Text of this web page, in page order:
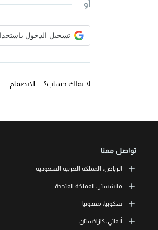
أو
لا تملك حساب؟ الانضمام
تواصل معنا
الرياض، المملكة العربية السعودية
LEORON Saudi Experts Institute for Training
طريق الملك فهد، حي الرحمانية، برج القمر، الطابق
11537 الرياض، المملكة العربية السعودية
+966 11 464 4865
مانشستر، المملكة المتحدة
L3RN New Skills Co.
Office No. 2, 34 Station Road
Urmston, Manchester, England M41 9JQ UK
+44 (0) 1615138133
سكوبيا، مقدونيا
L3RN dooel
Str. 20, No 82, Cucer-Sandevo 1000 Skopje,
ألماتي، كازاخستان